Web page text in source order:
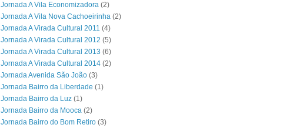
Jornada A Vila Economizadora (2)
Jornada A Vila Nova Cachoeirinha (2)
Jornada A Virada Cultural 2011 (4)
Jornada A Virada Cultural 2012 (5)
Jornada A Virada Cultural 2013 (6)
Jornada A Virada Cultural 2014 (2)
Jornada Avenida São João (3)
Jornada Bairro da Liberdade (1)
Jornada Bairro da Luz (1)
Jornada Bairro da Mooca (2)
Jornada Bairro do Bom Retiro (3)